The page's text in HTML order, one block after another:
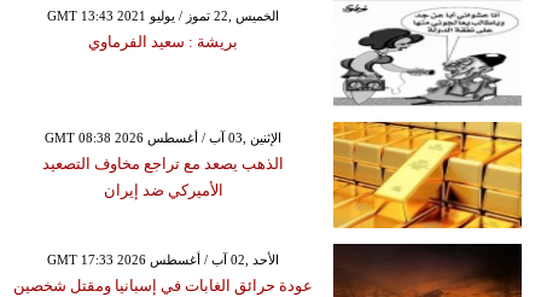
GMT 13:43 2021 الخميس ,22 تموز / يوليو
بريشة : سعيد الفرماوي
GMT 08:38 2026 الإثنين ,03 آب / أغسطس
الذهب يصعد مع تراجع مخاوف التصعيد
الأميركي ضد إيران
GMT 17:33 2026 الأحد ,02 آب / أغسطس
عودة حرائق الغابات في إسبانيا ومقتل شخصين